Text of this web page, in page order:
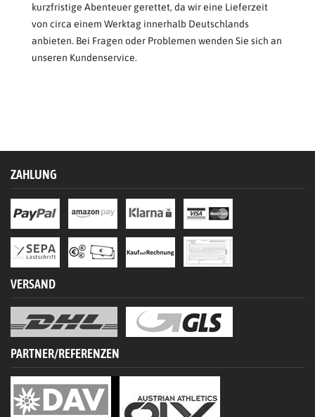
kurzfristige Abenteuer gerettet, da wir eine Lieferzeit
von circa einem Werktag innerhalb Deutschlands
anbieten. Bei Fragen oder Problemen wenden Sie sich an
unseren Kundenservice.
ZAHLUNG
VERSAND
PARTNER/REFERENZEN